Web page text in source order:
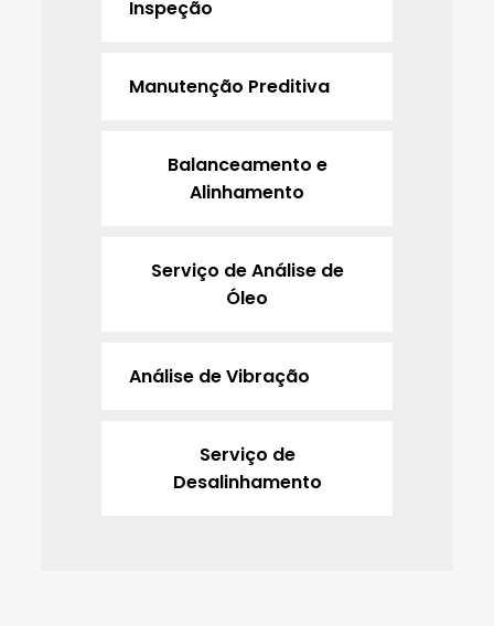
Inspeção
Manutenção Preditiva
Balanceamento e
Alinhamento
Serviço de Análise de
Óleo
Análise de Vibração
Serviço de
Desalinhamento